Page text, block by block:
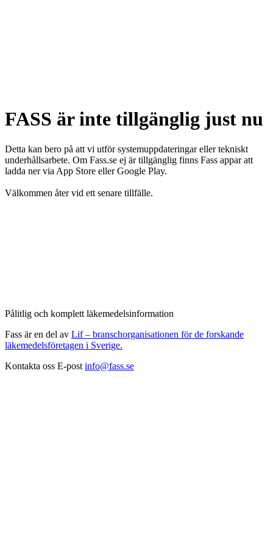
FASS är inte tillgänglig just nu
Detta kan bero på att vi utför systemuppdateringar eller tekniskt
underhållsarbete. Om Fass.se ej är tillgänglig finns Fass appar att
ladda ner via App Store eller Google Play.
Välkommen åter vid ett senare tillfälle.
Pålitlig och komplett läkemedelsinformation
Fass är en del av Lif – branschorganisationen för de forskande
läkemedelsföretagen i Sverige.
Kontakta oss E-post info@fass.se